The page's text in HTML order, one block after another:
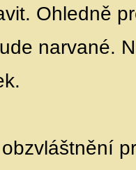
Ohledně
narvané.